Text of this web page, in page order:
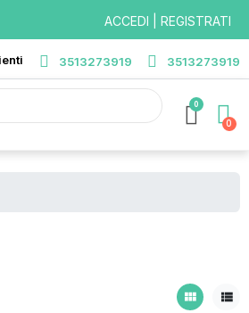
ACCEDI | REGISTRATI
3513273919 3513273919
0
view_module view_list